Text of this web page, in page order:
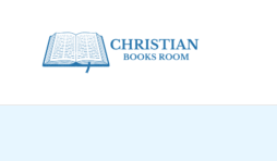
content